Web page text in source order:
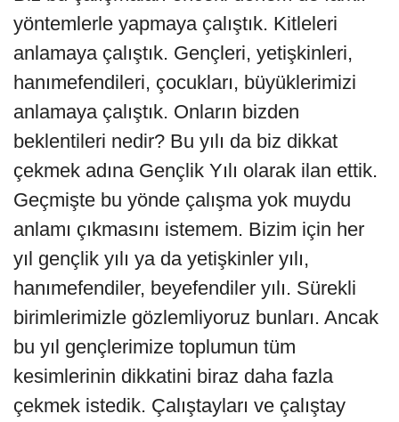
yöntemlerle yapmaya çalıştık. Kitleleri
anlamaya çalıştık. Gençleri, yetişkinleri,
hanımefendileri, çocukları, büyüklerimizi
anlamaya çalıştık. Onların bizden
beklentileri nedir? Bu yılı da biz dikkat
çekmek adına Gençlik Yılı olarak ilan ettik.
Geçmişte bu yönde çalışma yok muydu
anlamı çıkmasını istemem. Bizim için her
yıl gençlik yılı ya da yetişkinler yılı,
hanımefendiler, beyefendiler yılı. Sürekli
birimlerimizle gözlemliyoruz bunları. Ancak
bu yıl gençlerimize toplumun tüm
kesimlerinin dikkatini biraz daha fazla
çekmek istedik. Çalıştayları ve çalıştay